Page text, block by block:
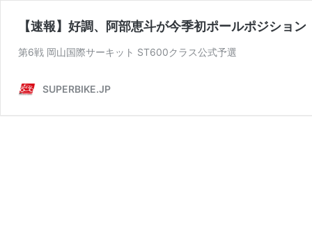
【速報】好調、阿部恵斗が今季初ポールポジション
第6戦 岡山国際サーキット ST600クラス公式予選
SUPERBIKE.JP